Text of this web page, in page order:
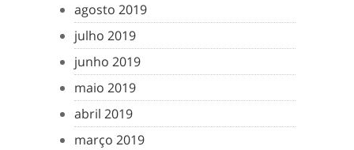
agosto 2019
julho 2019
junho 2019
maio 2019
abril 2019
março 2019